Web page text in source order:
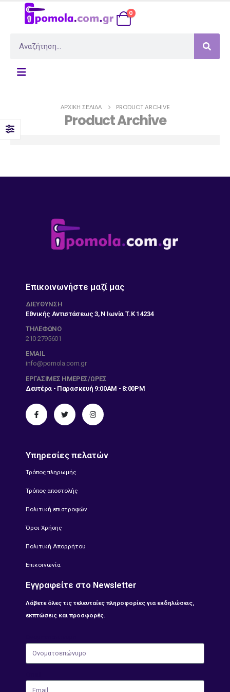
0
ΑΡΧΙΚΉ ΣΕΛΊΔΑ PRODUCT ARCHIVE
Product Archive
Επικοινωνήστε μαζί μας
ΔΙΕΎΘΥΝΣΗ
Εθνικής Αντιστάσεως 3, Ν Ιωνία Τ.Κ 14234
ΤΗΛΕΦΩΝΟ
210 2795601
EMAIL
info@pomola.com.gr
ΕΡΓΆΣΙΜΕΣ ΗΜΈΡΕΣ/ΏΡΕΣ
Δευτέρα - Παρασκευή 9:00AM - 8:00PM
Υπηρεσίες πελατών
Τρόπος πληρωμής
Τρόπος αποστολής
Πολιτική επιστροφών
Όροι Χρήσης
Πολιτική Απορρήτου
Επικοινωνία
Εγγραφείτε στο Newsletter
Λάβετε όλες τις τελευταίες πληροφορίες για εκδηλώσεις,
εκπτώσεις και προσφορές.